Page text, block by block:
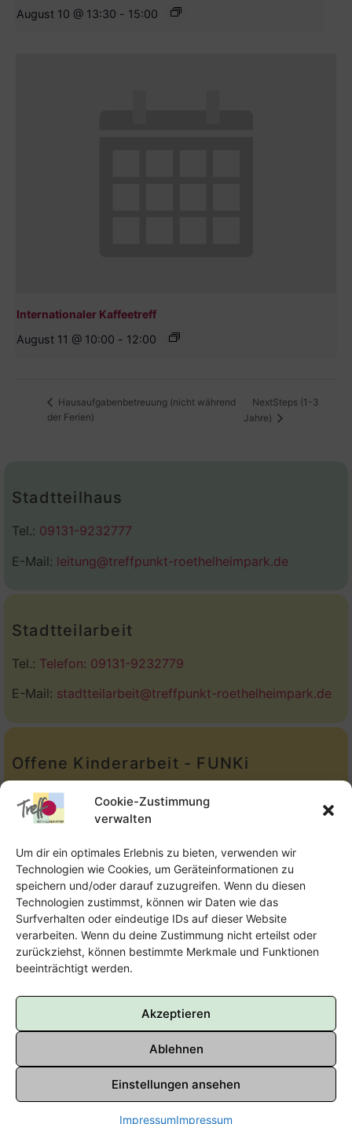
Cookie-Zustimmung
verwalten
Um dir ein optimales Erlebnis zu bieten, verwenden wir
Technologien wie Cookies, um Geräteinformationen zu
speichern und/oder darauf zuzugreifen. Wenn du diesen
Technologien zustimmst, können wir Daten wie das
Surfverhalten oder eindeutige IDs auf dieser Website
verarbeiten. Wenn du deine Zustimmung nicht erteilst oder
zurückziehst, können bestimmte Merkmale und Funktionen
beeinträchtigt werden.
Akzeptieren
Ablehnen
Einstellungen ansehen
ImpressumImpressum
August 10 @ 13:30 - 15:00
Internationaler Kaffeetreff
August 11 @ 10:00 - 12:00
Hausaufgabenbetreuung (nicht während
der Ferien)
NextSteps (1-3
Jahre)
Stadtteilhaus
Tel.: 09131-9232777
E-Mail: leitung@treffpunkt-roethelheimpark.de
Stadtteilarbeit
Tel.: Telefon: 09131-9232779
E-Mail: stadtteilarbeit@treffpunkt-roethelheimpark.de
Offene Kinderarbeit - FUNKi
Tel.:Telefon: 09131-610749
E-Mail:oka@treffpunkt-roethelheimpark.de
Offene Jugendarbeit - Easthouse
Tel:
09131–302259
E-Mail:oja@treffpunkt-roethelheimpark.de